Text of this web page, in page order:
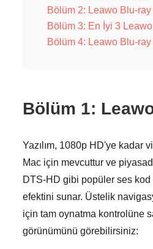
Bölüm 2: Leawo Blu-ray
Bölüm 3: En İyi 3
Bölüm 4: Leawo Blu-ray
Bölüm 1:
Yazılım, 1080p HD'ye kadar
Mac için mevcuttur ve
DTS-HD gibi popüler ses
efektini sunar. Üstelik
için tam oynatma kontrolüne
görünümünü görebilirsiniz: